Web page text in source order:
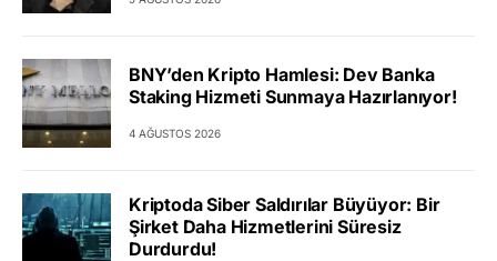
BNY’den Kripto Hamlesi: Dev Banka
Staking Hizmeti Sunmaya Hazırlanıyor!
4 AĞUSTOS 2026
Kriptoda Siber Saldırılar Büyüyor: Bir
Şirket Daha Hizmetlerini Süresiz
Durdurdu!